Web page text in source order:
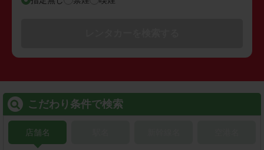
こだわり条件で検索
店舗名